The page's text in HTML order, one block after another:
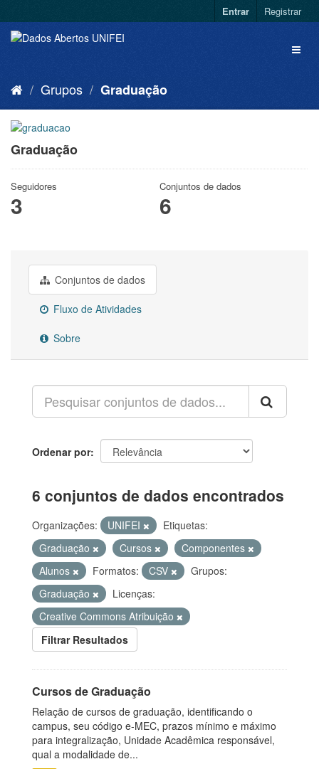
Entrar Registrar
Grupos Graduação
Graduação
Seguidores
3
Conjuntos de dados
6
Conjuntos de dados
Fluxo de Atividades
Sobre
Ordenar por
6 conjuntos de dados encontrados
Organizações: UNIFEI
Etiquetas:
Graduação
Cursos
Componentes
Alunos
Formatos: CSV
Grupos:
Graduação
Licenças:
Creative Commons Atribuição
Filtrar Resultados
Cursos de Graduação
Relação de cursos de graduação, identificando o
campus, seu código e-MEC, prazos mínimo e máximo
para integralização, Unidade Acadêmica responsável,
qual a modalidade de...